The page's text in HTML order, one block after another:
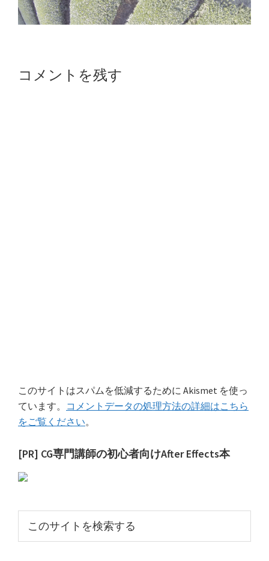
Reader
コメントを残す
このサイトはスパムを低減するために Akismet を使っ
ています。 コメントデータの処理方法の詳細はこちら
をご覧ください。
最
初
サ
イ
[PR] CG専門講師の初心者向けAfter Effects本